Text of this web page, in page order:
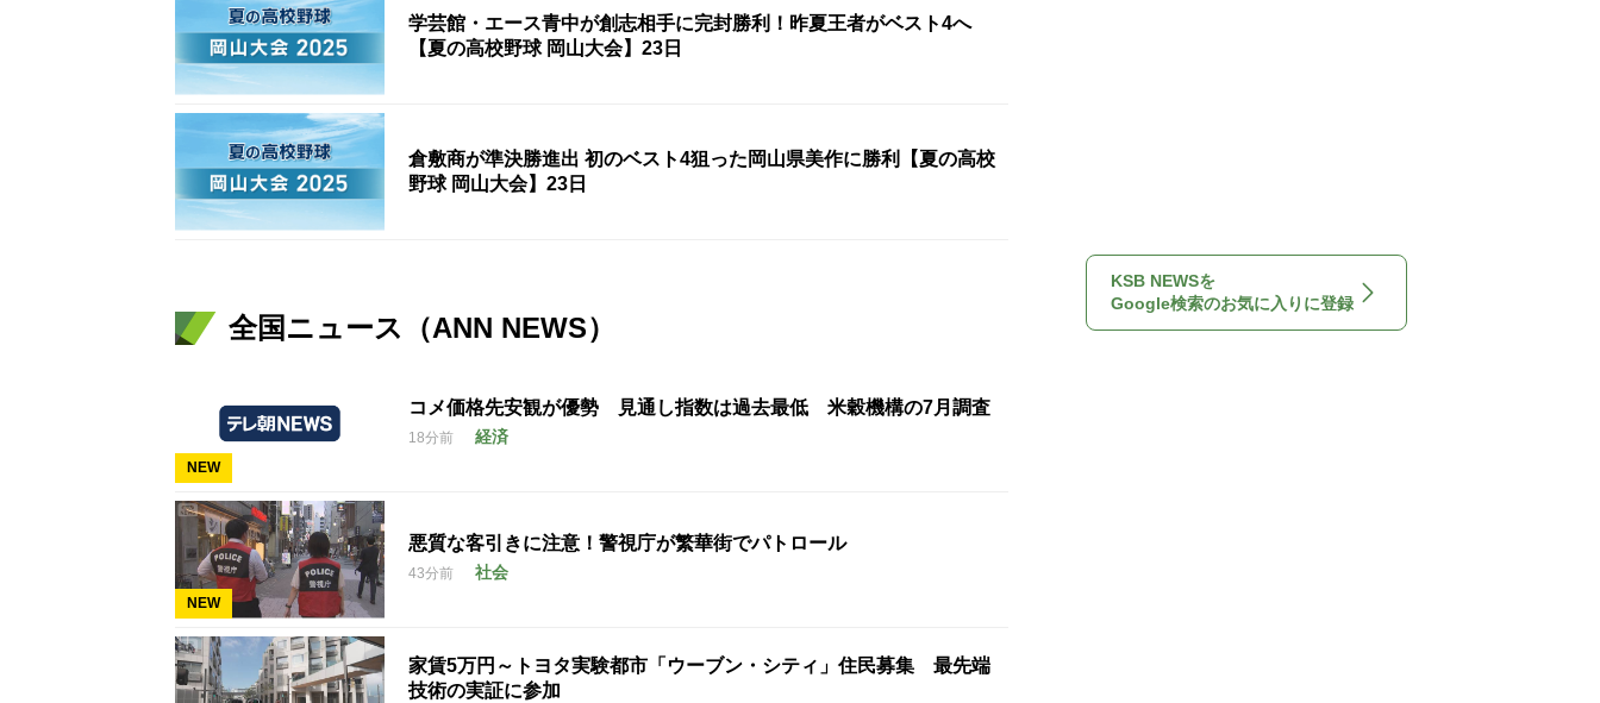
学芸館・エース青中が創志相手に完封勝利！昨夏王者がベスト4へ
【夏の高校野球 岡山大会】23日
倉敷商が準決勝進出 初のベスト4狙った岡山県美作に勝利【夏の高校
野球 岡山大会】23日
全国ニュース（ANN NEWS）
NEW
コメ価格先安観が優勢 見通し指数は過去最低 米穀機構の7月調査
18分前 経済
NEW
悪質な客引きに注意！警視庁が繁華街でパトロール
43分前 社会
家賃5万円～トヨタ実験都市「ウーブン・シティ」住民募集 最先端
技術の実証に参加
KSB NEWSを
Google検索のお気に入りに登録